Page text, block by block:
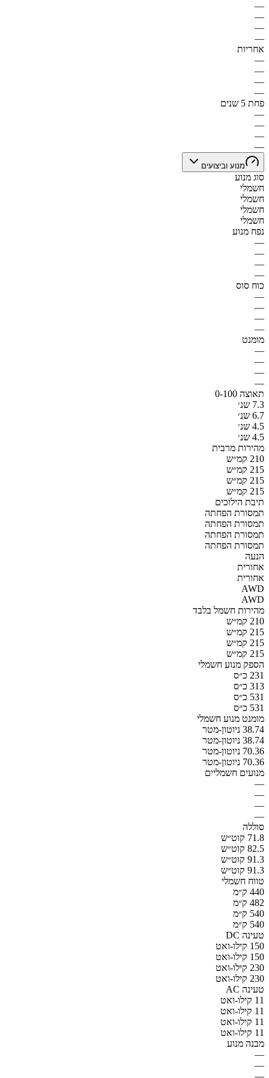
—
—
—
—
אחריות
—
—
—
—
פחת 5 שנים
—
—
—
—
מנוע וביצועים
סוג מנוע
חשמלי
חשמלי
חשמלי
חשמלי
נפח מנוע
—
—
—
—
כוח סוס
—
—
—
—
מומנט
—
—
—
—
תאוצה 0-100
7.3 שנ׳
6.7 שנ׳
4.5 שנ׳
4.5 שנ׳
מהירות מרבית
210 קמ״ש
215 קמ״ש
215 קמ״ש
215 קמ״ש
תיבת הילוכים
תמסורת הפחתה
תמסורת הפחתה
תמסורת הפחתה
תמסורת הפחתה
הנעה
אחורית
אחורית
AWD
AWD
מהירות חשמל בלבד
210 קמ״ש
215 קמ״ש
215 קמ״ש
215 קמ״ש
הספק מנוע חשמלי
231 כ״ס
313 כ״ס
531 כ״ס
531 כ״ס
מומנט מנוע חשמלי
38.74 ניוטון-מטר
38.74 ניוטון-מטר
70.36 ניוטון-מטר
70.36 ניוטון-מטר
מנועים חשמליים
—
—
—
—
סוללה
71.8 קוט״ש
82.5 קוט״ש
91.3 קוט״ש
91.3 קוט״ש
טווח חשמלי
440 ק״מ
482 ק״מ
540 ק״מ
540 ק״מ
טעינה DC
150 קילו-ואט
150 קילו-ואט
230 קילו-ואט
230 קילו-ואט
טעינה AC
11 קילו-ואט
11 קילו-ואט
11 קילו-ואט
11 קילו-ואט
מבנה מנוע
—
—
—